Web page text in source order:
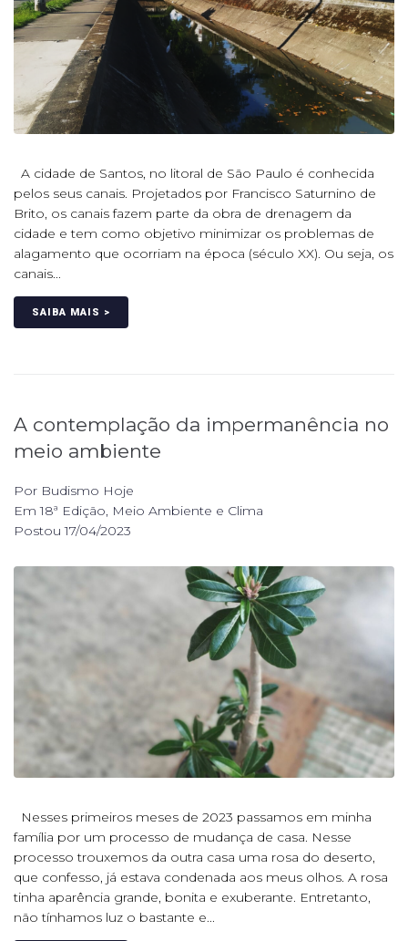
A cidade de Santos, no litoral de São Paulo é conhecida
pelos seus canais. Projetados por Francisco Saturnino de
Brito, os canais fazem parte da obra de drenagem da
cidade e tem como objetivo minimizar os problemas de
alagamento que ocorriam na época (século XX). Ou seja, os
canais...
SAIBA MAIS >
A contemplação da impermanência no
meio ambiente
Por Budismo Hoje
Em18ª Edição, Meio Ambiente e Clima
Postou17/04/2023
Nesses primeiros meses de 2023 passamos em minha
família por um processo de mudança de casa. Nesse
processo trouxemos da outra casa uma rosa do deserto,
que confesso, já estava condenada aos meus olhos. A rosa
tinha aparência grande, bonita e exuberante. Entretanto,
não tínhamos luz o bastante e...